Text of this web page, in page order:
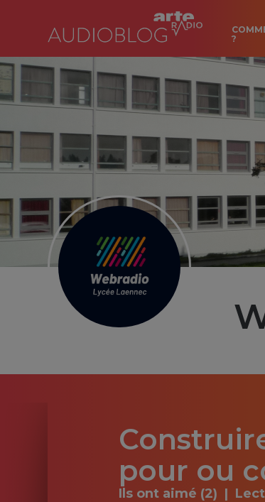
?
pour ou
Ils ont aimé (2)